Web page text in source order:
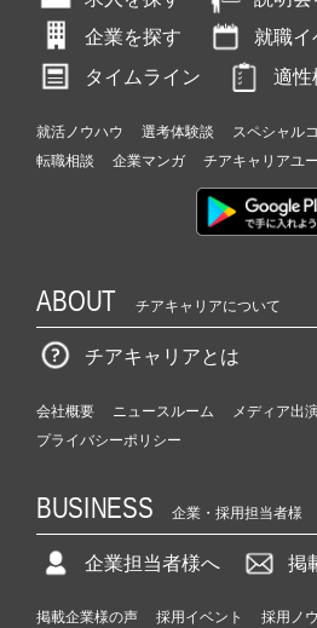
企業を探す
就職イ
タイムライン
適性
就活ノウハウ 選考体験談 スペシャル
転職相談
企業マンガ チアキャリアユ
ABOUT チアキャリアについて
チアキャリアとは
会社概要 ニュースルーム
メディア出
プライバシーポリシー
BUSINESS 企業・採用担当者様
企業担当者様へ 掲
掲載企業様の声 採用イベント 採用ノ